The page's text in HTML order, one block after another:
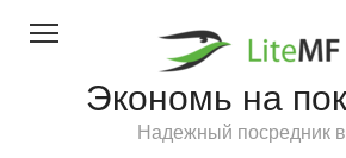
Экономь на
Надежный посредник